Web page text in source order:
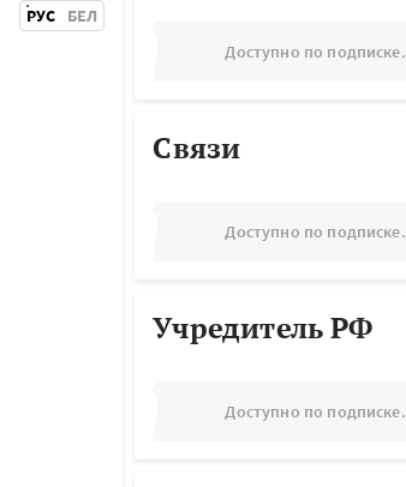
РУС БЕЛ
Доступно по подписке.
Связи
Доступно по подписке.
Учредитель РФ
Доступно по подписке.